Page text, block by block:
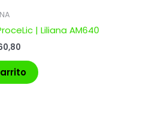
| Liliana AM640